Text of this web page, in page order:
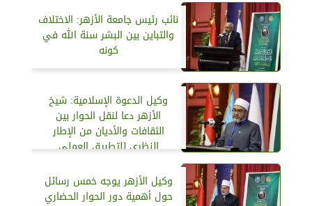
نائب رئيس جامعة الأزهر: الاختلاف
والتباين بين البشر سنة الله في
كونه
وكيل الدعوة الإسلامية: شيخ
الأزهر دعا لنقل الحوار بين
الثقافات والأديان من الإطار
النظري للتطبيق العملي
وكيل الأزهر يوجه خمس رسائل
حول أهمية دور الحوار الحضاري